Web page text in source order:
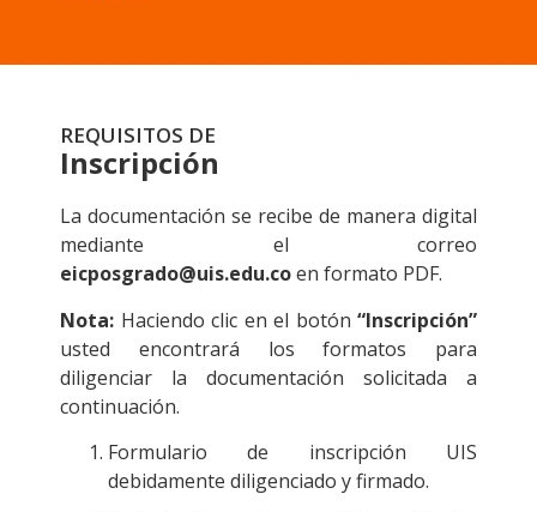
REQUISITOS DE
Inscripción
La documentación se recibe de manera digital
mediante el correo
eicposgrado@uis.edu.coen formato PDF.
Nota: Haciendo clic en el botón “Inscripción”
usted encontrará los formatos para
diligenciar la documentación solicitada a
continuación.
Formulario de inscripción UIS
debidamente diligenciado y firmado.